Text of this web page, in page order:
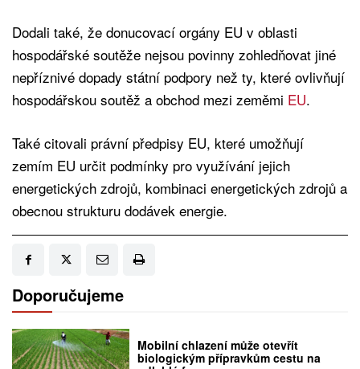
Dodali také, že donucovací orgány EU v oblasti
hospodářské soutěže nejsou povinny zohledňovat jiné
nepříznivé dopady státní podpory než ty, které ovlivňují
hospodářskou soutěž a obchod mezi zeměmi EU.
Také citovali právní předpisy EU, které umožňují
zemím EU určit podmínky pro využívání jejich
energetických zdrojů, kombinaci energetických zdrojů a
obecnou strukturu dodávek energie.
Doporučujeme
Mobilní chlazení může otevřít
biologickým přípravkům cestu na